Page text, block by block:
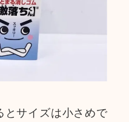
とサイズは小さめで